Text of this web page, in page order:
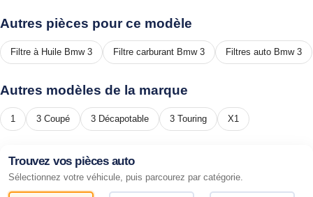
Autres pièces pour ce modèle
Filtre à Huile Bmw 3 Filtre carburant Bmw 3 Filtres auto Bmw 3
Autres modèles de la marque
1 3 Coupé 3 Décapotable 3 Touring X1
Trouvez vos pièces auto
Sélectionnez votre véhicule, puis parcourez par catégorie.